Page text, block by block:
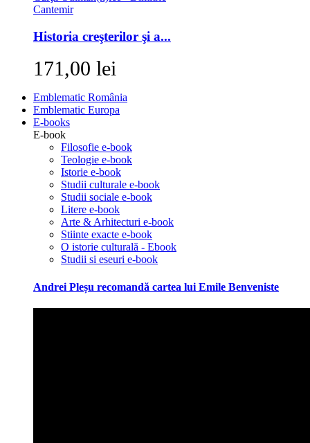
Historia creşterilor şi a...
171,00 lei
Emblematic România
Emblematic Europa
E-books
E-book
Filosofie e-book
Teologie e-book
Istorie e-book
Studii culturale e-book
Studii sociale e-book
Litere e-book
Arte & Arhitecturi e-book
Stiinte exacte e-book
O istorie culturală - Ebook
Studii si eseuri e-book
Andrei Pleșu recomandă cartea lui Emile Benveniste